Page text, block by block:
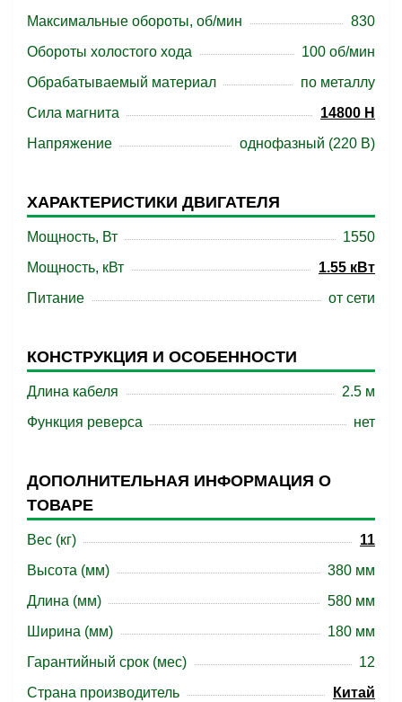
Максимальные обороты, об/мин
830
Обороты холостого хода
100 об/мин
Обрабатываемый материал
по металлу
Сила магнита
14800 Н
Напряжение
однофазный (220 В)
ХАРАКТЕРИСТИКИ ДВИГАТЕЛЯ
Мощность, Вт
1550
Мощность, кВт
1.55 кВт
Питание
от сети
КОНСТРУКЦИЯ И ОСОБЕННОСТИ
Длина кабеля
2.5 м
Функция реверса
нет
ДОПОЛНИТЕЛЬНАЯ ИНФОРМАЦИЯ О
ТОВАРЕ
Вес (кг)
11
Высота (мм)
380 мм
Длина (мм)
580 мм
Ширина (мм)
180 мм
Гарантийный срок (мес)
12
Страна производитель
Китай